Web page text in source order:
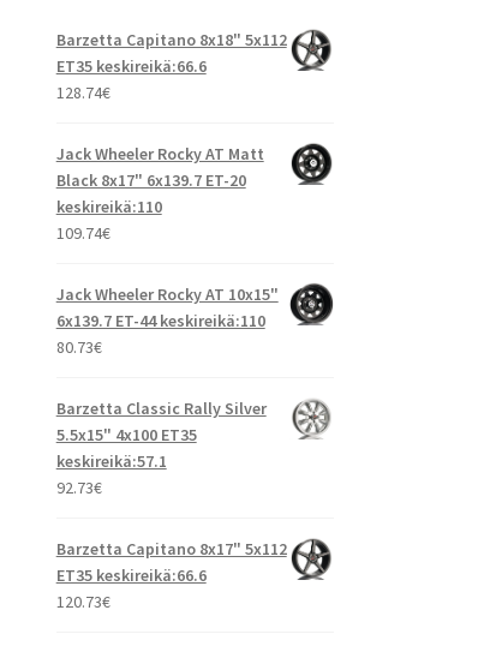
Barzetta Capitano 8x18" 5x112
ET35 keskireikä:66.6
128.74€
Jack Wheeler Rocky AT Matt
Black 8x17" 6x139.7 ET-20
keskireikä:110
109.74€
Jack Wheeler Rocky AT 10x15"
6x139.7 ET-44 keskireikä:110
80.73€
Barzetta Classic Rally Silver
5.5x15" 4x100 ET35
keskireikä:57.1
92.73€
Barzetta Capitano 8x17" 5x112
ET35 keskireikä:66.6
120.73€